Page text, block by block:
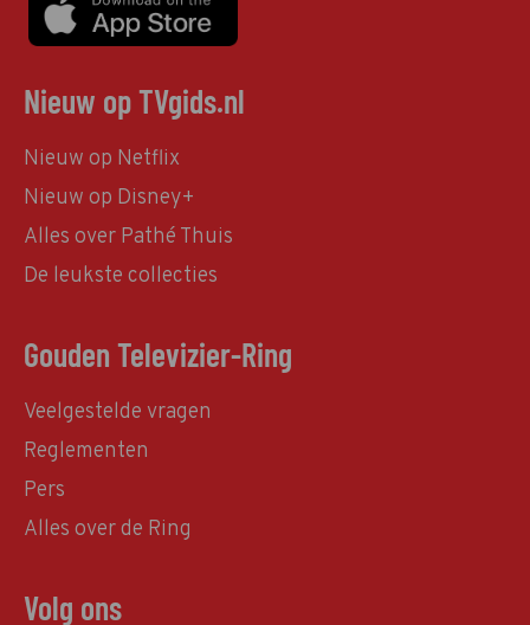
Nieuw op TVgids.nl
Nieuw op Netflix
Nieuw op Disney+
Alles over Pathé Thuis
De leukste collecties
Gouden Televizier-Ring
Veelgestelde vragen
Reglementen
Pers
Alles over de Ring
Volg ons